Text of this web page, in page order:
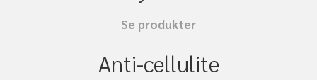
Se produkter
Anti-cellulite